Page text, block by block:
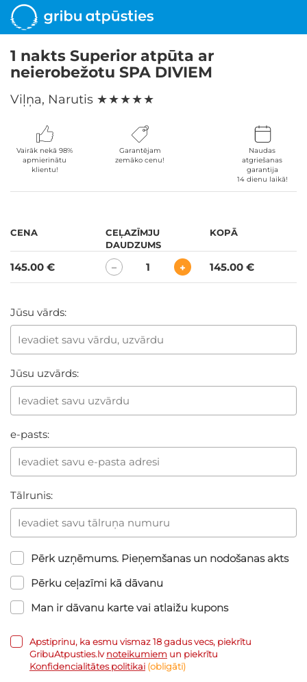
1 nakts Superior atpūta ar
neierobežotu SPA DIVIEM
Viļņa, Narutis ★ ★ ★ ★ ★
Vairāk nekā 98%
apmierinātu
klientu!
Garantējam
zemāko cenu!
Naudas
atgriešanas
garantija
14 dienu laikā!
CENA
CEĻAZĪMJU
DAUDZUMS
KOPĀ
145.00 € − 1 + 145.00 €
Jūsu vārds:
Jūsu uzvārds:
e-pasts:
Tālrunis:
Pērk uzņēmums. Pieņemšanas un nodošanas akts
Pērku ceļazīmi kā dāvanu
Man ir dāvanu karte vai atlaižu kupons
Apstiprinu, ka esmu vismaz 18 gadus vecs, piekrītu
GribuAtpusties.lvnoteikumiem un piekrītu
Konfidencialitātes politikai (obligāti)